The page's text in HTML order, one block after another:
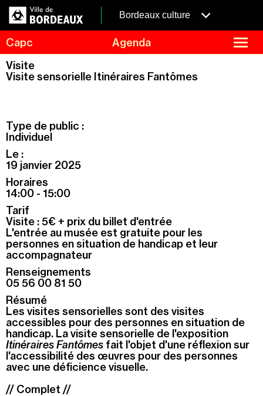
Aller
contenu
principal
menubordeaux
Bordeaux culture
Capc Agenda
fermer
le
menu
Menu
de
Agenda
Expositions
Collection
Le Capc
Résidences
Mécénat et privatisation
Infos pratiques
Menu
Recherche
Recherche
Prochainement
Visite
Visite sensorielle Itinéraires Fantômes
Type de public :
Individuel
Le :
19 janvier 2025
Horaires
14:00 - 15:00
Tarif
Visite : 5€ + prix du billet d'entrée
L'entrée au musée est gratuite pour les
personnes en situation de handicap et leur
accompagnateur
Renseignements
05 56 00 81 50
Résumé
Les visites sensorielles sont des visites
accessibles pour des personnes en situation de
handicap. La visite sensorielle de l'exposition
Itinéraires Fantômes fait l'objet d'une réflexion sur
l'accessibilité des œuvres pour des personnes
avec une déficience visuelle.
// Complet //
Panneau de gestion des cookies